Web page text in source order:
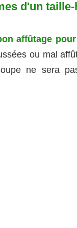
d'un taille-
affûtage
ou mal
ne sera